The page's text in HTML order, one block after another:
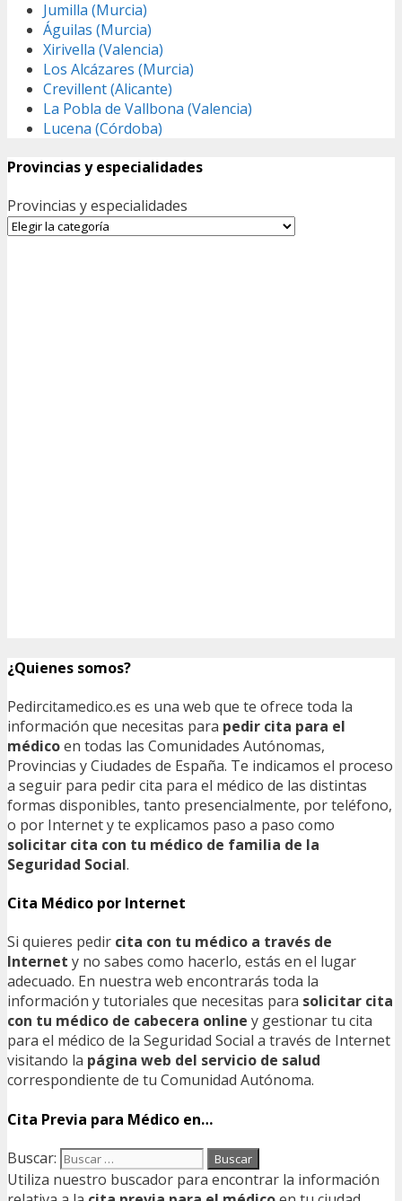
Jumilla (Murcia)
Águilas (Murcia)
Xirivella (Valencia)
Los Alcázares (Murcia)
Crevillent (Alicante)
La Pobla de Vallbona (Valencia)
Lucena (Córdoba)
Provincias y especialidades
Provincias y especialidades
¿Quienes somos?
Pedircitamedico.es es una web que te ofrece toda la
información que necesitas para pedir cita para el
médicoen todas las Comunidades Autónomas,
Provincias y Ciudades de España. Te indicamos el proceso
a seguir para pedir cita para el médico de las distintas
formas disponibles, tanto presencialmente, por teléfono,
o por Internet y te explicamos paso a paso como
solicitar cita con tu médico de familia de la
Seguridad Social.
Cita Médico por Internet
Si quieres pedir cita con tu médico a través de
Internet y no sabes como hacerlo, estás en el lugar
adecuado. En nuestra web encontrarás toda la
información y tutoriales que necesitas para solicitar cita
con tu médico de cabecera online y gestionar tu cita
para el médico de la Seguridad Social a través de Internet
visitando la página web del servicio de salud
correspondiente de tu Comunidad Autónoma.
Cita Previa para Médico en…
Buscar:
Utiliza nuestro buscador para encontrar la información